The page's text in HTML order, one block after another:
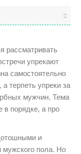
рассматривать
упрекают
самостоятельно
терпеть упреки за
мужчин. Тема
в порядке, а про
и
мужского пола. Но